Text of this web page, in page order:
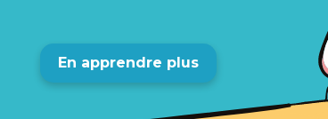
En apprendre plus